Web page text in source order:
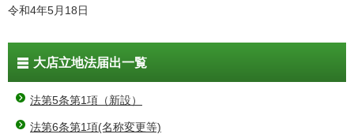
令和4年5月18日
大店立地法届出一覧
法第5条第1項（新設）
法第6条第1項(名称変更等)